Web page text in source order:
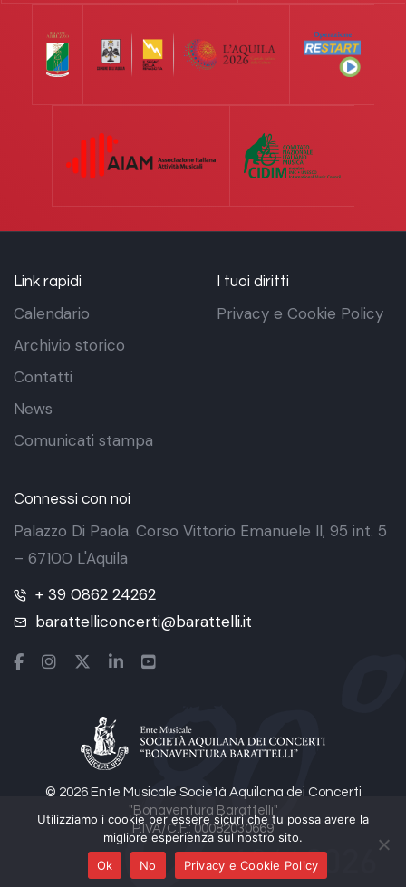
© 2026 Ente Musicale Società Aquilana dei Concerti
"Bonaventura Barattelli"
P.IVA/C.F.: 00082030669
Link rapidi
Calendario
Archivio storico
Contatti
News
Comunicati stampa
I tuoi diritti
Privacy e Cookie Policy
Connessi con noi
Palazzo Di Paola. Corso Vittorio Emanuele II, 95 int. 5
– 67100 L'Aquila
+ 39 0862 24262
barattelliconcerti@barattelli.it
Utilizziamo i cookie per essere sicuri che tu possa avere la
migliore esperienza sul nostro sito.
Ok
No Privacy e Cookie Policy